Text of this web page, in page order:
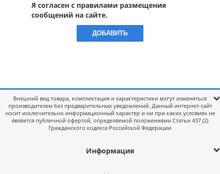
Я согласен с правилами размещения
сообщений на сайте.
Внешний вид товара, комплектация и характеристики могут изменяться
производителем без предварительных уведомлений. Данный интернет-сайт
носит исключительно информационный характер и ни при каких условиях не
является публичной офертой, определяемой положениями Статьи 437 (2)
Гражданского кодекса Российской Федерации
Информация